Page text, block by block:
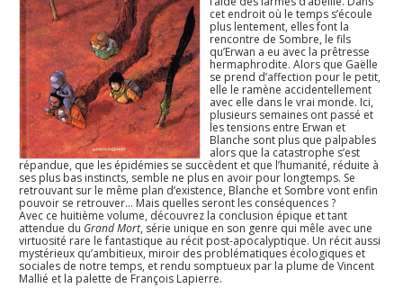
cet endroit où le temps s’écoule
plus lentement, elles font la
rencontre de Sombre, le fils
qu’Erwan a eu avec la prêtresse
hermaphrodite. Alors que Gaëlle
se prend d’affection pour le petit,
elle le ramène accidentellement
avec elle dans le vrai monde. Ici,
plusieurs semaines ont passé et
les tensions entre Erwan et
Blanche sont plus que palpables
alors que la catastrophe s’est
répandue, que les épidémies se succèdent et que l’humanité, réduite à
ses plus bas instincts, semble ne plus en avoir pour longtemps. Se
retrouvant sur le même plan d’existence, Blanche et Sombre vont enfin
pouvoir se retrouver… Mais quelles seront les conséquences ?
Avec ce huitième volume, découvrez la conclusion épique et tant
attendue du Grand Mort, série unique en son genre qui mêle avec une
virtuosité rare le fantastique au récit post-apocalyptique. Un récit aussi
mystérieux qu’ambitieux, miroir des problématiques écologiques et
sociales de notre temps, et rendu somptueux par la plume de Vincent
Mallié et la palette de François Lapierre.